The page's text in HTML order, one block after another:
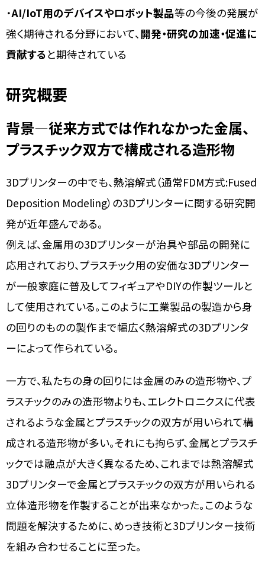
・AI/IoT用のデバイスやロボット製品等の今後の発展が
強く期待される分野において、開発・研究の加速・促進に
貢献すると期待されている
研究概要
背景―従来方式では作れなかった金属、
プラスチック双方で構成される造形物
3Dプリンターの中でも、熱溶解式（通常FDM方式:Fused
Deposition Modeling）の3Dプリンターに関する研究開
発が近年盛んである。
例えば、金属用の3Dプリンターが治具や部品の開発に
応用されており、プラスチック用の安価な3Dプリンター
が一般家庭に普及してフィギュアやDIYの作製ツールと
して使用されている。このように工業製品の製造から身
の回りのものの製作まで幅広く熱溶解式の3Dプリンタ
ーによって作られている。
一方で、私たちの身の回りには金属のみの造形物や、プ
ラスチックのみの造形物よりも、エレクトロニクスに代表
されるような金属とプラスチックの双方が用いられて構
成される造形物が多い。それにも拘らず、金属とプラスチ
ックでは融点が大きく異なるため、これまでは熱溶解式
3Dプリンターで金属とプラスチックの双方が用いられる
立体造形物を作製することが出来なかった。このような
問題を解決するために、めっき技術と3Dプリンター技術
を組み合わせることに至った。